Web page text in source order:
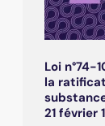
Loi n°74-
la
21 février